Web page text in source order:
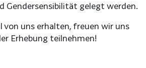
Gendersensibilität gelegt werden.
von uns erhalten, freuen wir uns
Erhebung teilnehmen!